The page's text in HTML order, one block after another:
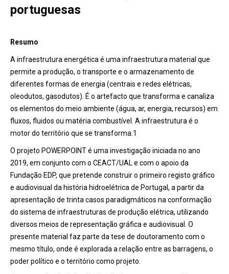
portuguesas
Resumo
A infraestrutura energética é uma infraestrutura material que
permite a produção, o transporte e o armazenamento de
diferentes formas de energia (centrais e redes elétricas,
oleodutos, gasodutos). É o artefacto que transforma e canaliza
os elementos do meio ambiente (água, ar, energia, recursos) em
fluxos, fluidos ou matéria combustível. A infraestrutura é o
motor do território que se transforma.1
O projeto POWERPOINT é uma investigação iniciada no ano
2019, em conjunto com o CEACT/UAL e com o apoio da
Fundação EDP, que pretende construir o primeiro registo gráfico
e audiovisual da história hidroelétrica de Portugal, a partir da
apresentação de trinta casos paradigmáticos na conformação
do sistema de infraestruturas de produção elétrica, utilizando
diversos meios de representação gráfica e audiovisual. O
presente material faz parte da tese de doutoramento com o
mesmo título, onde é explorada a relação entre as barragens, o
poder político e o território como projeto.